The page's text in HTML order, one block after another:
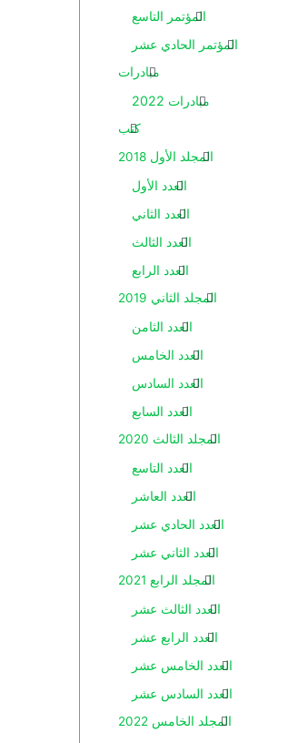
المؤتمر التاسع
المؤتمر الحادي عشر
مبادرات
مبادرات 2022
كتب
المجلد الأول 2018
العدد الأول
العدد الثاني
العدد الثالث
العدد الرابع
المجلد الثاني 2019
العدد الثامن
العدد الخامس
العدد السادس
العدد السابع
المجلد الثالث 2020
العدد التاسع
العدد العاشر
العدد الحادي عشر
العدد الثاني عشر
المجلد الرابع 2021
العدد الثالث عشر
العدد الرابع عشر
العدد الخامس عشر
العدد السادس عشر
المجلد الخامس 2022